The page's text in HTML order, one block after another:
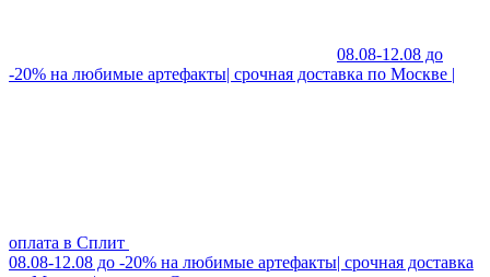
08.08-12.08 до
-20% на любимые артефакты| срочная доставка по Москве |
оплата в Сплит
08.08-12.08 до -20% на любимые артефакты| срочная доставка